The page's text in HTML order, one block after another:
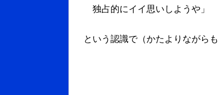
独占的にイイ思いしようや」
という認識で（かたよりながらも